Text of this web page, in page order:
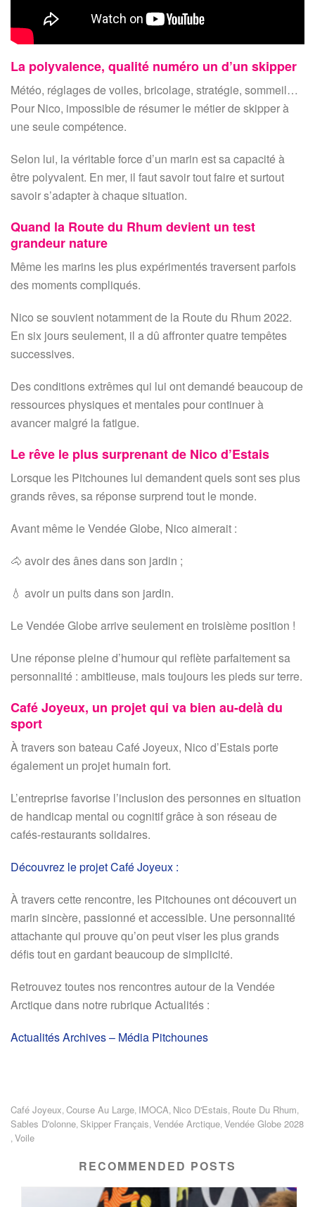
La polyvalence, qualité numéro un d’un skipper
Météo, réglages de voiles, bricolage, stratégie, sommeil…
Pour Nico, impossible de résumer le métier de skipper à
une seule compétence.
Selon lui, la véritable force d’un marin est sa capacité à
être polyvalent. En mer, il faut savoir tout faire et surtout
savoir s’adapter à chaque situation.
Quand la Route du Rhum devient un test
grandeur nature
Même les marins les plus expérimentés traversent parfois
des moments compliqués.
Nico se souvient notamment de la Route du Rhum 2022.
En six jours seulement, il a dû affronter quatre tempêtes
successives.
Des conditions extrêmes qui lui ont demandé beaucoup de
ressources physiques et mentales pour continuer à
avancer malgré la fatigue.
Le rêve le plus surprenant de Nico d’Estais
Lorsque les Pitchounes lui demandent quels sont ses plus
grands rêves, sa réponse surprend tout le monde.
Avant même le Vendée Globe, Nico aimerait :
🐴 avoir des ânes dans son jardin ;
💧 avoir un puits dans son jardin.
Le Vendée Globe arrive seulement en troisième position !
Une réponse pleine d’humour qui reflète parfaitement sa
personnalité : ambitieuse, mais toujours les pieds sur terre.
Café Joyeux, un projet qui va bien au-delà du
sport
À travers son bateau Café Joyeux, Nico d’Estais porte
également un projet humain fort.
L’entreprise favorise l’inclusion des personnes en situation
de handicap mental ou cognitif grâce à son réseau de
cafés-restaurants solidaires.
Découvrez le projet Café Joyeux :
À travers cette rencontre, les Pitchounes ont découvert un
marin sincère, passionné et accessible. Une personnalité
attachante qui prouve qu’on peut viser les plus grands
défis tout en gardant beaucoup de simplicité.
Retrouvez toutes nos rencontres autour de la Vendée
Arctique dans notre rubrique Actualités :
Actualités Archives – Média Pitchounes
Café Joyeux Course Au Large IMOCA Nico D'Estais Route Du Rhum
Sables D'olonne Skipper Français Vendée Arctique Vendée Globe 2028
Voile
RECOMMENDED POSTS